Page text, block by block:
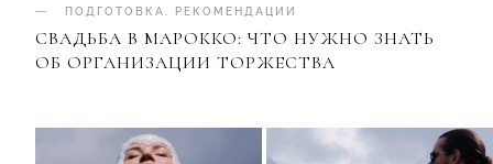
ПОДГОТОВКА РЕКОМЕНДАЦИИ
СВАДЬБА В МАРОККО: ЧТО НУЖНО ЗНАТЬ
ОБ ОРГАНИЗАЦИИ ТОРЖЕСТВА